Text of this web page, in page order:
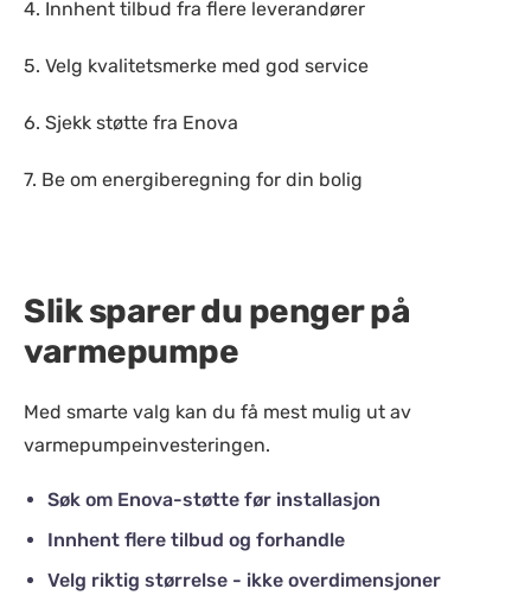
4. Innhent tilbud fra flere leverandører
5. Velg kvalitetsmerke med god service
6. Sjekk støtte fra Enova
7. Be om energiberegning for din bolig
Slik sparer du penger på
varmepumpe
Med smarte valg kan du få mest mulig ut av
varmepumpeinvesteringen.
Søk om Enova-støtte før installasjon
Innhent flere tilbud og forhandle
Velg riktig størrelse - ikke overdimensjoner